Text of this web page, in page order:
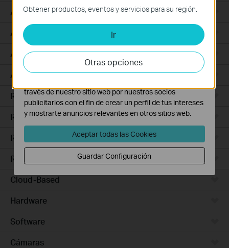
Aggregation
Access Max
Access
Access Pro
Routers Ethernet
Routers Wi-Fi
Routers 5G/4G
Routers Integrados
Cloud-Based
Hardware
Software
Cámaras
Obtener productos, eventos y servicios para su región.
Ir
Otras opciones
Estas cookies son necesarias para el funcionamiento
del sitio web y no pueden desactivarse en tu sistema.
Cookies de Análisis y de Marketing
Las cookies de análisis nos permiten analizar tus
actividades en nuestro sitio web con el fin de mejorar y
adaptar la funcionalidad del mismo.
través de nuestro sitio web por nuestros socios
publicitarios con el fin de crear un perfil de tus intereses
y mostrarte anuncios relevantes en otros sitios web.
Aceptar todas las Cookies
Guardar Configuración